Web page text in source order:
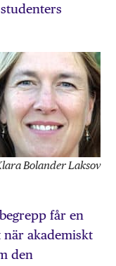
Bolander Laksov
får en
när akademiskt
den